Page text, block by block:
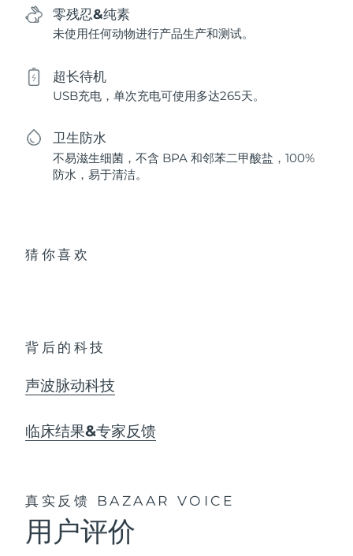
零残忍&纯素
未使用任何动物进行产品生产和测试。
超长待机
USB充电，单次充电可使用多达265天。
卫生防水
不易滋生细菌，不含 BPA 和邻苯二甲酸盐，100%
防水，易于清洁。
猜你喜欢
背后的科技
声波脉动科技
临床结果&专家反馈
真实反馈 BAZAAR VOICE
用户评价